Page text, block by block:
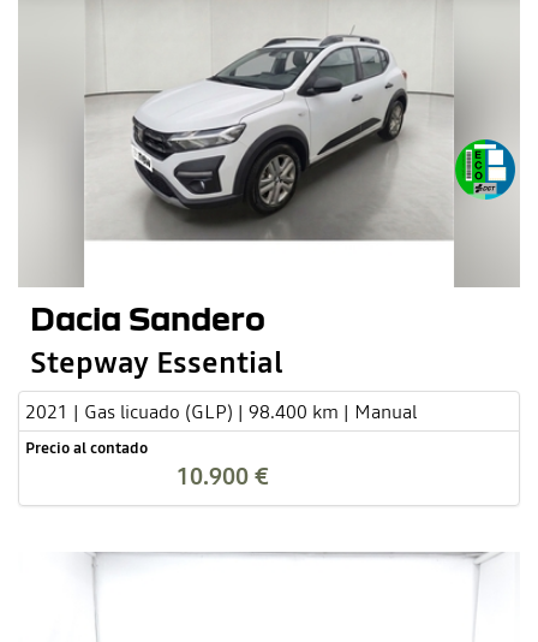
Dacia Sandero
Stepway Essential
2021 | Gas licuado (GLP) | 98.400 km | Manual
Precio al contado
10.900 €